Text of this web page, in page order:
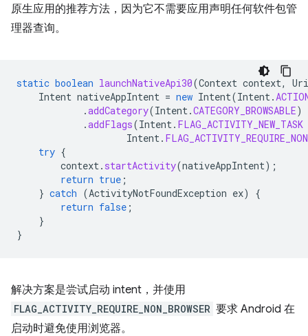
原生应用的推荐方法，因为它不需要应用声明任何软件包管
理器查询。
static boolean launchNativeApi30(Context context,
Uri
Intent nativeAppIntent = new Intent(Intent.
.addCategory(Intent.CATEGORY_BROWSABLE)
.addFlags(Intent. FLAG_ACTIVITY_NEW_TASK
Intent.
try {
context. startActivity(nativeAppIntent);
return true ;
} catch (ActivityNotFoundException ex)
{
return false ;
}
}
解决方案是尝试启动 intent，并使用
FLAG_ACTIVITY_REQUIRE_NON_BROWSER 要求 Android 在
启动时避免使用浏览器。